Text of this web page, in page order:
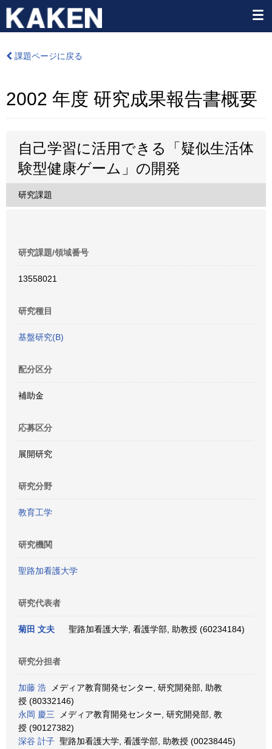
課題ページに戻る
2002 年度 研究成果報告書概要
自己学習に活用できる「疑似生活体
験型健康ゲーム」の開発
研究課題
研究課題/領域番号
13558021
研究種目
基盤研究(B)
配分区分
補助金
応募区分
展開研究
研究分野
教育工学
研究機関
聖路加看護大学
研究代表者
菊田 文夫 聖路加看護大学, 看護学部, 助教授 (60234184)
研究分担者
加藤 浩 メディア教育開発センター, 研究開発部, 助教
授 (80332146)
永岡 慶三 メディア教育開発センター, 研究開発部, 教
授 (90127382)
深谷 計子 聖路加看護大学, 看護学部, 助教授 (00238445)